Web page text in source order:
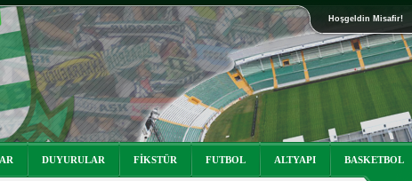
Hoşgeldin Misafir!
DUYURULAR FİKSTÜR FUTBOL ALTYAPI BASKETBOL